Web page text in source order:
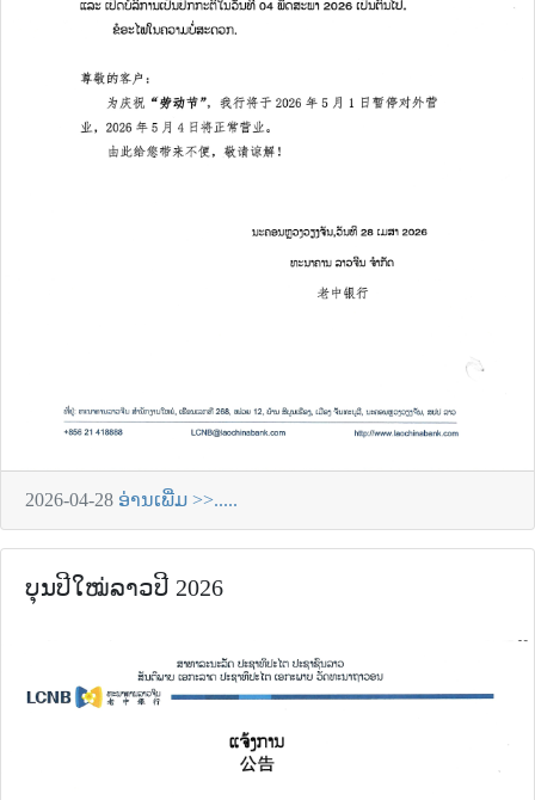
2026-04-28 ອ່ານເພີ່ມ >>.....
ບຸນປີໃໝ່ລາວປີ 2026